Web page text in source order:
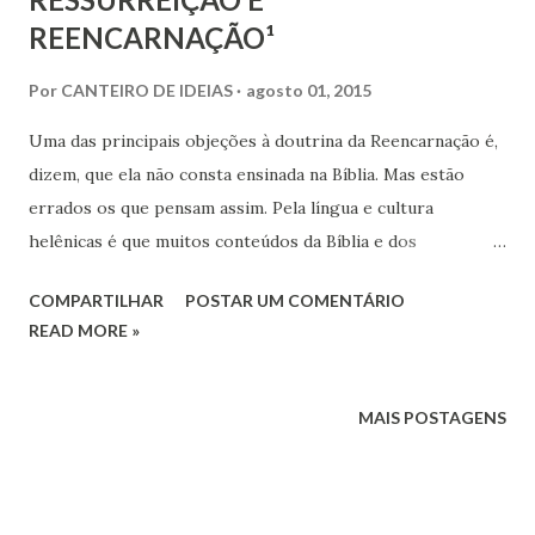
REENCARNAÇÃO¹
Por CANTEIRO DE IDEIAS agosto 01, 2015
Uma das principais objeções à doutrina da Reencarnação é,
dizem, que ela não consta ensinada na Bíblia. Mas estão
errados os que pensam assim. Pela língua e cultura
helênicas é que muitos conteúdos da Bíblia e dos
um resgate de muitas ideias e conceitos algo deturpados
hoje em dia, o retorno aos manuscritos antigos, ainda que
para sempre. No Brasil, o nome que superou todos os
COMPARTILHAR
POSTAR UM COMENTÁRIO
READ MORE »
MAIS POSTAGENS